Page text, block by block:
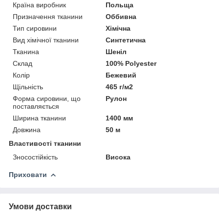
Країна виробник
Польща
Призначення тканини
Оббивна
Тип сировини
Хімічна
Вид хімічної тканини
Синтетична
Тканина
Шеніл
Склад
100% Polyester
Колір
Бежевий
Щільність
465 г/м2
Форма сировини, що
поставляється
Рулон
Ширина тканини
1400 мм
Довжина
50 м
Властивості тканини
Зносостійкість
Висока
Приховати
Умови доставки